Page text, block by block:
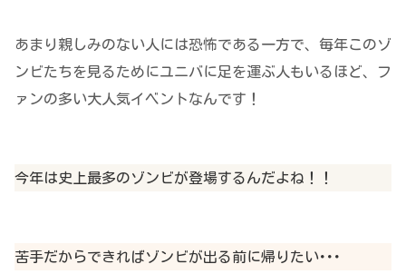
あまり親しみのない人には恐怖である一方で、毎年このゾ
ンビたちを見るためにユニバに足を運ぶ人もいるほど、フ
ァンの多い大人気イベントなんです！
今年は史上最多のゾンビが登場するんだよね！！
苦手だからできればゾンビが出る前に帰りたい･･･